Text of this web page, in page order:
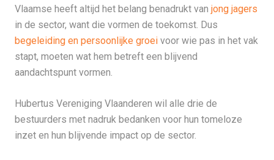
Vlaamse heeft altijd het belang benadrukt van jong jagers
in de sector, want die vormen de toekomst. Dus
begeleiding en persoonlijke groeivoor wie pas in het vak
stapt, moeten wat hem betreft een blijvend
aandachtspunt vormen.
Hubertus Vereniging Vlaanderen wil alle drie de
bestuurders met nadruk bedanken voor hun tomeloze
inzet en hun blijvende impact op de sector.